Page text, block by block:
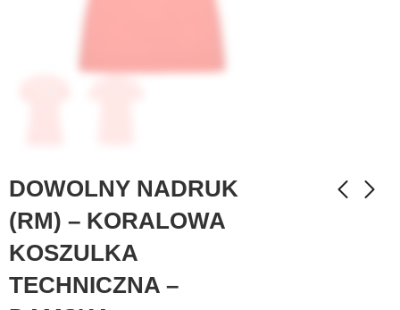
DOWOLNY NADRUK
(RM) – KORALOWA
KOSZULKA
TECHNICZNA –